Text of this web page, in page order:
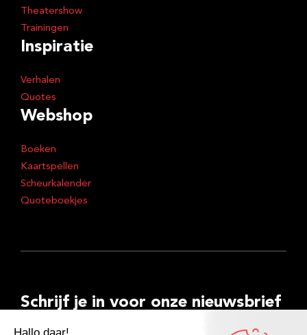
Theatershow
Trainingen
Inspiratie
Verhalen
Quotes
Webshop
Boeken
Kaartspellen
Scheurkalender
Quoteboekjes
Schrijf je in voor onze nieuwsbrief